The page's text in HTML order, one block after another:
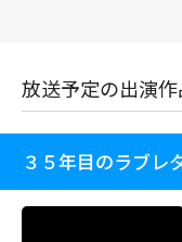
放送予定の出演作
３５年目のラブレ